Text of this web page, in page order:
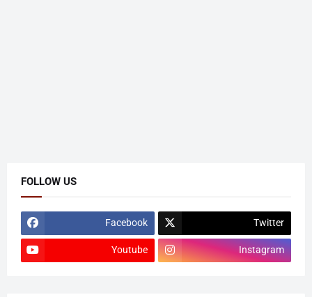
FOLLOW US
Facebook Twitter
Youtube Instagram